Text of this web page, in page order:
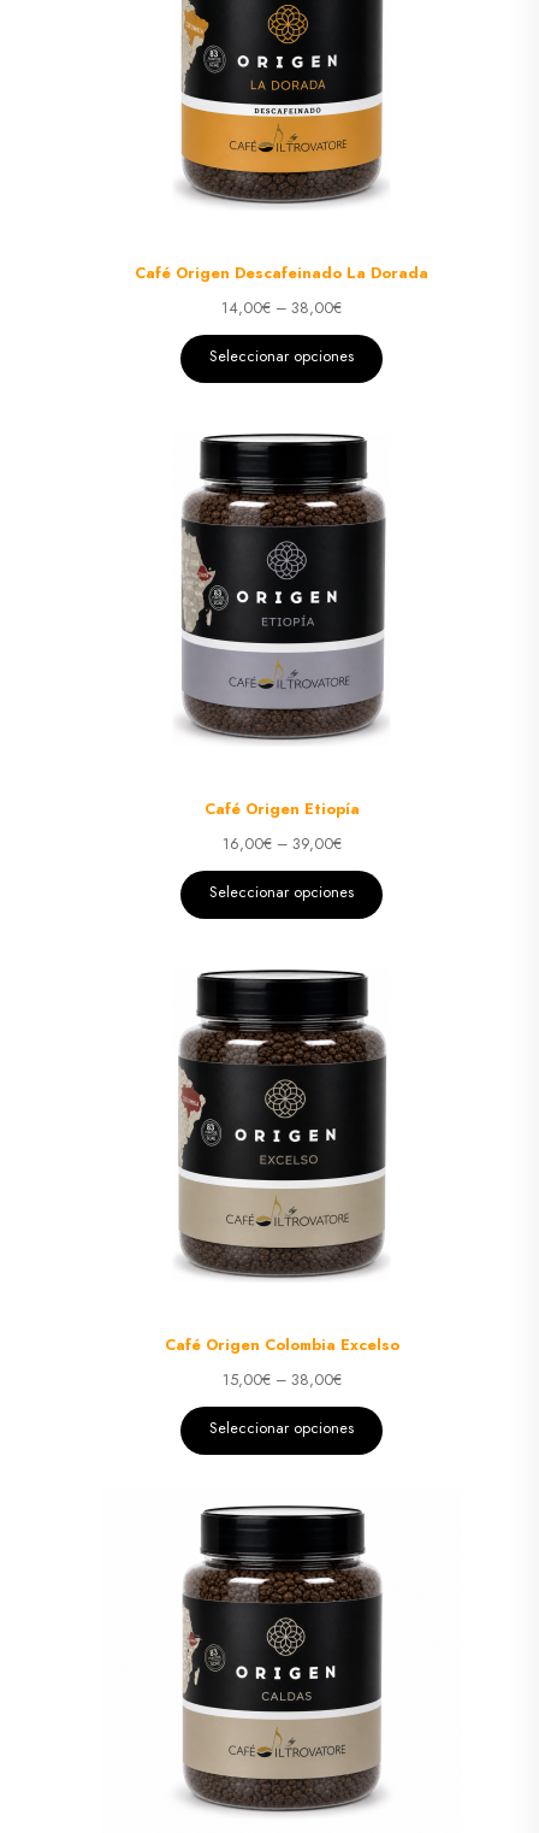
Café Origen Descafeinado La Dorada
14,00€ – 38,00€
Seleccionar opciones
Café Origen Etiopía
16,00€– 39,00€
Seleccionar opciones
Café Origen Colombia Excelso
15,00€– 38,00€
Seleccionar opciones